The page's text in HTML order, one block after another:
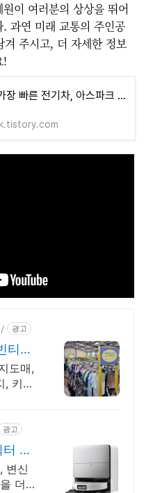
이 여러분의 상상을 뛰어
과연 미래 교통의 주인공
겨 주시고, 더 자세한 정보
!
세계에서 가장 빠른 전기차, 아스파크 아울 모든 것! 가격 제원 숨겨진 놀라운 비밀은?
광고
티지
도매,
, 키
광고
로
변신
더